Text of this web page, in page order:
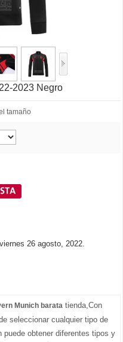
2023 Negro
tamaño
26 agosto, 2022.
Munich barata tienda,Con
seleccionar cualquier tipo de
obtener diferentes tipos y